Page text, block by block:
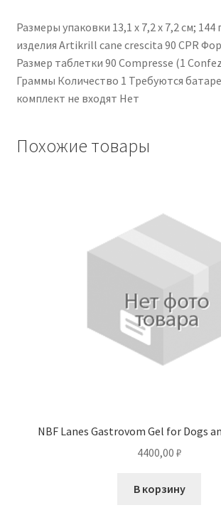
Размеры упаковки ‎13,1 x 7,2 x 7,2 см;
изделия ‎Artikrill cane crescita 90 CPR
‎Размер таблетки ‎90 Compresse (1
Граммы Количество ‎1 Требуются
комплект не входят ‎Нет
Похожие товары
NBF Lanes Gastrovom Gel for Dogs
4400,00 ₽
В корзину